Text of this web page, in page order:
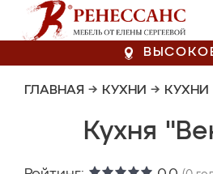
ГЛАВНАЯ → КУХНИ →
Кухня